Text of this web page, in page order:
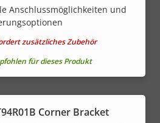
Anschlussmöglichkeiten und
zusätzliches Zubehör
für dieses Produkt
Corner Bracket